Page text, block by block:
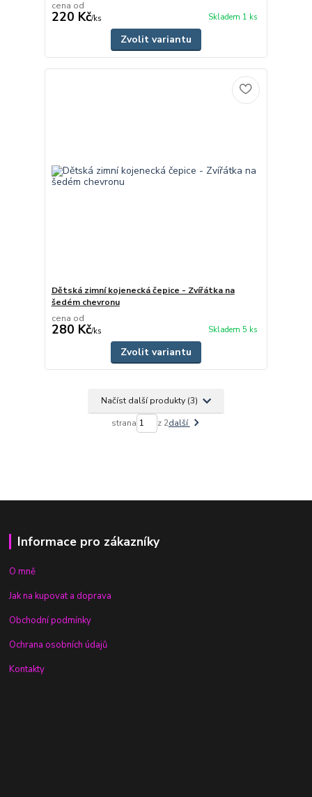
cena od
220 Kč/ks Skladem 1 ks
Zvolit variantu
Dětská zimní kojenecká čepice - Zvířátka na
šedém chevronu
cena od
280 Kč/ks Skladem 5 ks
Zvolit variantu
Načíst další produkty (3)
strana z 2další
Informace pro zákazníky
O mně
Jak na kupovat a doprava
Obchodní podmínky
Ochrana osobních údajů
Kontakty